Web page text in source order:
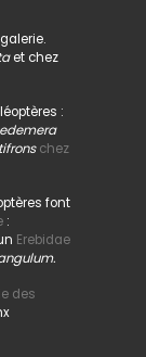
et chez
:
chez
font
:
Erebidae
des